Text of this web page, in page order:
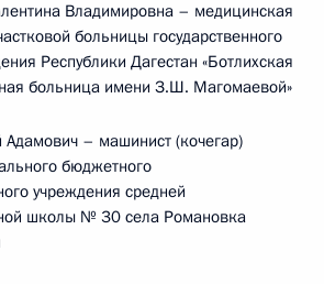
Владимировна – медицинская
больницы государственного
Республики Дагестан «Ботлихская
больница имени З.Ш. Магомаевой»
– машинист (кочегар)
бюджетного
учреждения средней
школы № 30 села Романовка